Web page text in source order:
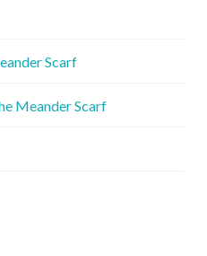
Scarf
Meander Scarf